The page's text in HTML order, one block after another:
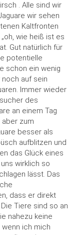
. Alle sind wir
wir sehen
Kaltfronten
wie heiß ist es
Gut natürlich für
potentielle
schon ein wenig
auf sein
Immer wieder
des
an einem Tag
zum
besser als
aufblitzen und
das Glück eines
wirklich so
lässt. Das
dass er direkt
Tiere sind so an
nahezu keine
wenn ich mich